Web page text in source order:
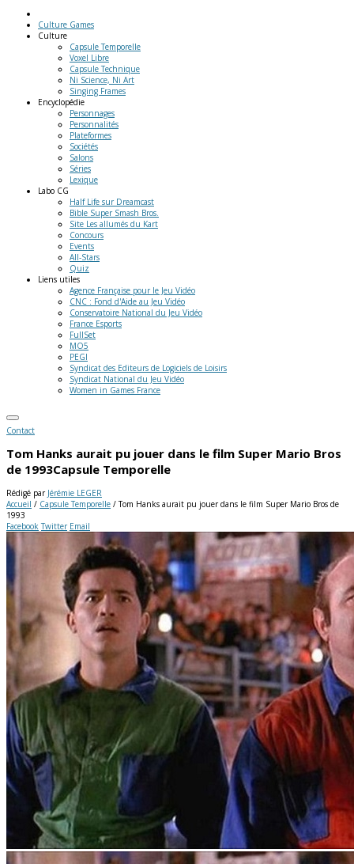
Culture Games
Culture
Capsule Temporelle
Voxel Libre
Capsule Technique
Ni Science, Ni Art
Singing Frames
Encyclopédie
Personnages
Personnalités
Plateformes
Sociétés
Salons
Séries
Lexique
Labo CG
Half Life sur Dreamcast
Bible Super Smash Bros.
Site Les allumés du Kart
Concours
Events
All-Stars
Quiz
Liens utiles
Agence Française pour le Jeu Vidéo
CNC : Fond d'Aide au Jeu Vidéo
Conservatoire National du Jeu Vidéo
France Esports
FullSet
MO5
PEGI
Syndicat des Editeurs de Logiciels de Loisirs
Syndicat National du Jeu Vidéo
Women in Games France
Contact
Tom Hanks aurait pu jouer dans le film Super Mario Bros
de 1993Capsule Temporelle
Rédigé par Jérémie LEGER
Accueil / Capsule Temporelle / Tom Hanks aurait pu jouer dans le film Super Mario Bros de
1993
Facebook Twitter Email